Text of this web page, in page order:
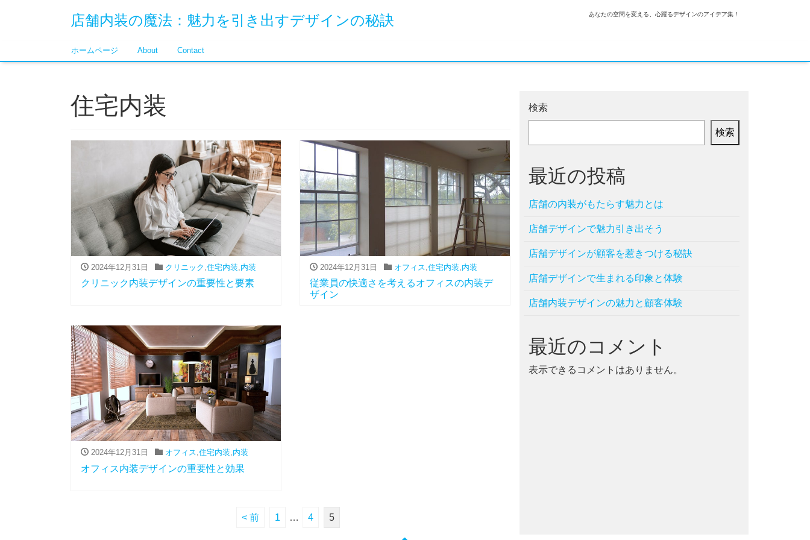
店舗内装の魔法：魅力を引き出すデザインの秘訣 あなたの空間を変える、心躍るデザインのアイデア集！
ホームページ About Contact
住宅内装
2024年12月31日 クリニック 住宅内装 内装
クリニック内装デザインの重要性と要素
2024年12月31日 オフィス 住宅内装 内装
従業員の快適さを考えるオフィスの内装デ
ザイン
2024年12月31日 オフィス,住宅内装,内装
オフィス内装デザインの重要性と効果
< 前 1 … 4 5
検索
検索
最近の投稿
店舗の内装がもたらす魅力とは
店舗デザインで魅力引き出そう
店舗デザインが顧客を惹きつける秘訣
店舗デザインで生まれる印象と体験
店舗内装デザインの魅力と顧客体験
最近のコメント
表示できるコメントはありません。